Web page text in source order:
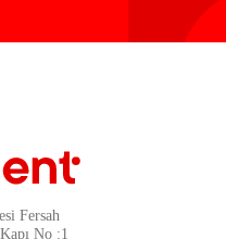
Fersah
No :1